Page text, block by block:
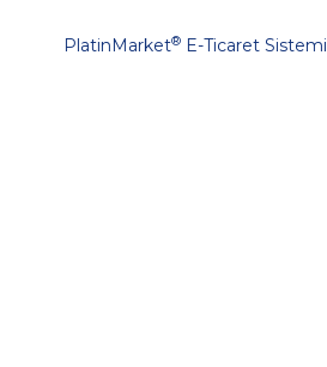
PlatinMarket® E-Ticaret Sistemi